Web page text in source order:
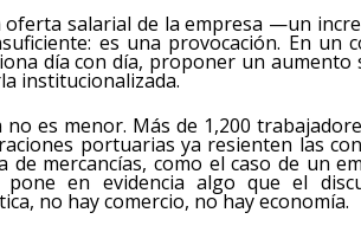
salarial de la empresa —un
es una provocación. En un
día con día, proponer un aumento
institucionalizada.
no es menor. Más de 1,200
portuarias ya resienten las
de mercancías, como el caso de un
pone en evidencia algo que el
no hay comercio, no hay economía.